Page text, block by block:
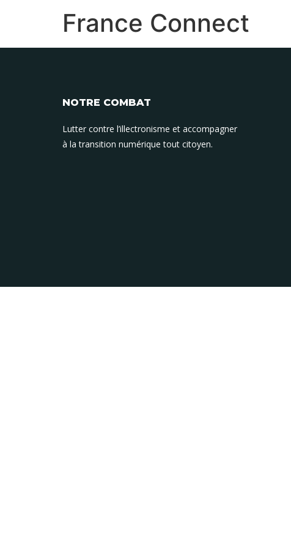
France Connect
NOTRE COMBAT
Lutter contre l’illectronisme et accompagner
à la transition numérique tout citoyen.